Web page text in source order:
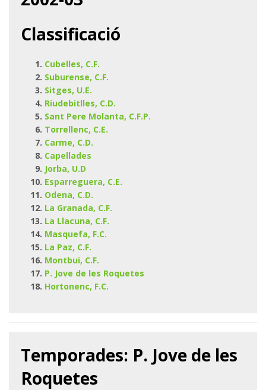
Classificació
Cubelles, C.F.
Suburense, C.F.
Sitges, U.E.
Riudebitlles, C.D.
Sant Pere Molanta, C.F.P.
Torrellenc, C.E.
Carme, C.D.
Capellades
Jorba, U.D
Esparreguera, C.E.
Odena, C.D.
La Granada, C.F.
La Llacuna, C.F.
Masquefa, F.C.
La Paz, C.F.
Montbui, C.F.
P. Jove de les Roquetes
Hortonenc, F.C.
Temporades: P. Jove de les
Roquetes